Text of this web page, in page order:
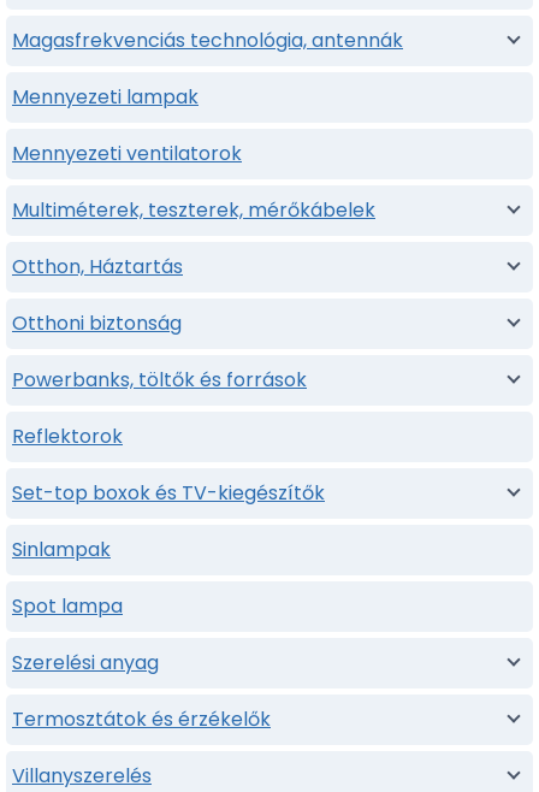
Magasfrekvenciás technológia, antennák
Mennyezeti lampak
Mennyezeti ventilatorok
Multiméterek, teszterek, mérőkábelek
Otthon, Háztartás
Otthoni biztonság
Powerbanks, töltők és források
Reflektorok
Set-top boxok és TV-kiegészítők
Sinlampak
Spot lampa
Szerelési anyag
Termosztátok és érzékelők
Villanyszerelés